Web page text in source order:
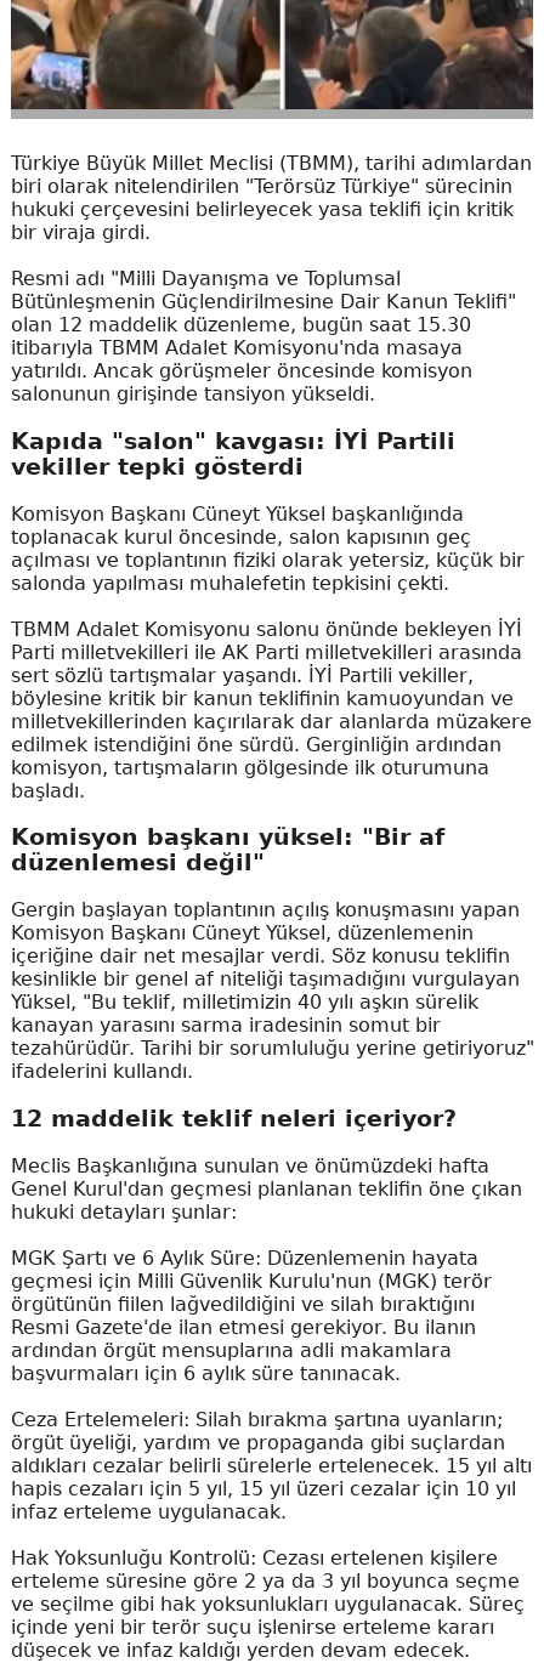
Türkiye Büyük Millet Meclisi (TBMM), tarihi adımlardan
biri olarak nitelendirilen "Terörsüz Türkiye" sürecinin
hukuki çerçevesini belirleyecek yasa teklifi için kritik
bir viraja girdi.
Resmi adı "Milli Dayanışma ve Toplumsal
Bütünleşmenin Güçlendirilmesine Dair Kanun Teklifi"
olan 12 maddelik düzenleme, bugün saat 15.30
itibarıyla TBMM Adalet Komisyonu'nda masaya
yatırıldı. Ancak görüşmeler öncesinde komisyon
salonunun girişinde tansiyon yükseldi.
Kapıda "salon" kavgası: İYİ Partili
vekiller tepki gösterdi
Komisyon Başkanı Cüneyt Yüksel başkanlığında
toplanacak kurul öncesinde, salon kapısının geç
açılması ve toplantının fiziki olarak yetersiz, küçük bir
salonda yapılması muhalefetin tepkisini çekti.
TBMM Adalet Komisyonu salonu önünde bekleyen İYİ
Parti milletvekilleri ile AK Parti milletvekilleri arasında
sert sözlü tartışmalar yaşandı. İYİ Partili vekiller,
böylesine kritik bir kanun teklifinin kamuoyundan ve
milletvekillerinden kaçırılarak dar alanlarda müzakere
edilmek istendiğini öne sürdü. Gerginliğin ardından
komisyon, tartışmaların gölgesinde ilk oturumuna
başladı.
Komisyon başkanı yüksel: "Bir af
düzenlemesi değil"
Gergin başlayan toplantının açılış konuşmasını yapan
Komisyon Başkanı Cüneyt Yüksel, düzenlemenin
içeriğine dair net mesajlar verdi. Söz konusu teklifin
kesinlikle bir genel af niteliği taşımadığını vurgulayan
Yüksel, "Bu teklif, milletimizin 40 yılı aşkın sürelik
kanayan yarasını sarma iradesinin somut bir
tezahürüdür. Tarihi bir sorumluluğu yerine getiriyoruz"
ifadelerini kullandı.
12 maddelik teklif neleri içeriyor?
Meclis Başkanlığına sunulan ve önümüzdeki hafta
Genel Kurul'dan geçmesi planlanan teklifin öne çıkan
hukuki detayları şunlar:
MGK Şartı ve 6 Aylık Süre: Düzenlemenin hayata
geçmesi için Milli Güvenlik Kurulu'nun (MGK) terör
örgütünün fiilen lağvedildiğini ve silah bıraktığını
Resmi Gazete'de ilan etmesi gerekiyor. Bu ilanın
ardından örgüt mensuplarına adli makamlara
başvurmaları için 6 aylık süre tanınacak.
Ceza Ertelemeleri: Silah bırakma şartına uyanların;
örgüt üyeliği, yardım ve propaganda gibi suçlardan
aldıkları cezalar belirli sürelerle ertelenecek. 15 yıl altı
hapis cezaları için 5 yıl, 15 yıl üzeri cezalar için 10 yıl
infaz erteleme uygulanacak.
Hak Yoksunluğu Kontrolü: Cezası ertelenen kişilere
erteleme süresine göre 2 ya da 3 yıl boyunca seçme
ve seçilme gibi hak yoksunlukları uygulanacak. Süreç
içinde yeni bir terör suçu işlenirse erteleme kararı
düşecek ve infaz kaldığı yerden devam edecek.